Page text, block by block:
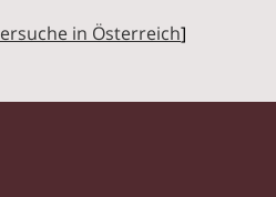
in Österreich]